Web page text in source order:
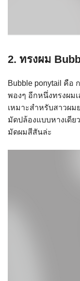
2. ทรงผม
Bubble ponytail คือ
พองๆ อีกหนึ่งทรงผม
เหมาะสำหรับสาวผม
มัดปล้องแบบหางเดีย
มัดผมสีสันล่ะ